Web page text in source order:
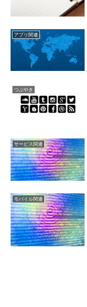
アプリ関連
つぶやき
サービス関連
モバイル関連